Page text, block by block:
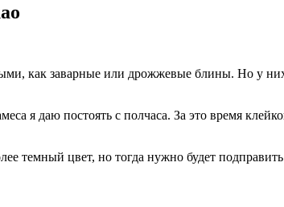
как заварные или дрожжевые блины. Но у
я даю постоять с полчаса. За это время
темный цвет, но тогда нужно будет